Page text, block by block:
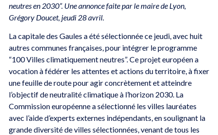
neutres en 2030”. Une annonce faite par le maire de Lyon,
Grégory Doucet, jeudi 28 avril.
La capitale des Gaules a été sélectionnée ce jeudi, avec huit
autres communes françaises, pour intégrer le programme
“100 Villes climatiquement neutres”. Ce projet européen a
vocation à fédérer les attentes et actions du territoire, à fixer
une feuille de route pour agir concrètement et atteindre
l’objectif de neutralité climatique à l’horizon 2030. La
Commission européenne a sélectionné les villes lauréates
avec l’aide d’experts externes indépendants, en soulignant la
grande diversité de villes sélectionnées, venant de tous les